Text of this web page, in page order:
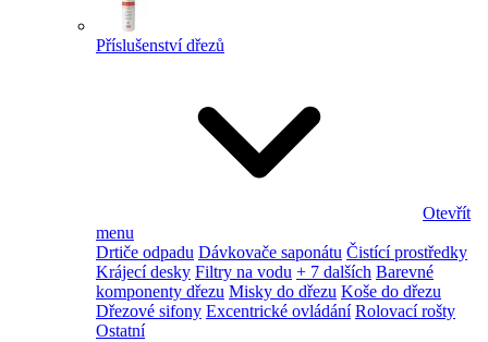
Příslušenství dřezů
Otevřít
menu
Drtiče odpadu Dávkovače saponátu Čistící prostředky
Krájecí desky Filtry na vodu + 7 dalších Barevné
komponenty dřezu Misky do dřezu Koše do dřezu
Dřezové sifony Excentrické ovládání Rolovací rošty
Ostatní